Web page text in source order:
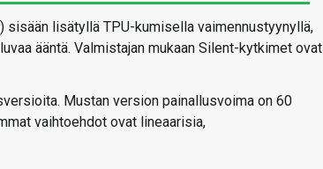
lisätyllä TPU-kumisella vaimennustyynyllä,
ääntä. Valmistajan mukaan Silent-kytkimet ovat
Mustan version painallusvoima on 60
vaihtoehdot ovat lineaarisia,